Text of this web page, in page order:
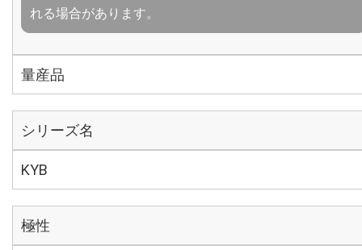
れる場合があります。
量産品
シリーズ名
KYB
極性